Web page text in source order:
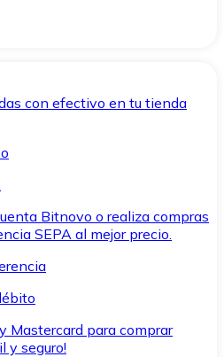
con efectivo en tu tienda
Bitnovo o realiza compras
SEPA al mejor precio.
Mastercard para comprar
y seguro!